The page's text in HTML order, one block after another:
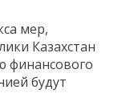
мер,
Казахстан
финансового
будут